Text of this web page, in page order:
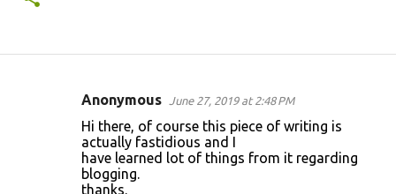
Anonymous June 27, 2019 at 2:48 PM
Hi there, of course this piece of writing is
actually fastidious and I
have learned lot of things from it regarding
blogging.
thanks.